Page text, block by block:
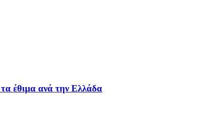
έθιμα ανά την Ελλάδα